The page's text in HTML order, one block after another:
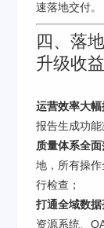
速落地交付。
四、落
升级收益
运营效率大幅
报告生成功能
质量体系全
地，所有操
行检查；
打通全域数据
资源系统、